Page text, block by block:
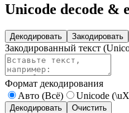
Unicode decode &
Декодировать Закодировать
Закодированный текст
Формат декодирования
Авто (Всё)
Unicode
Декодировать Очистить